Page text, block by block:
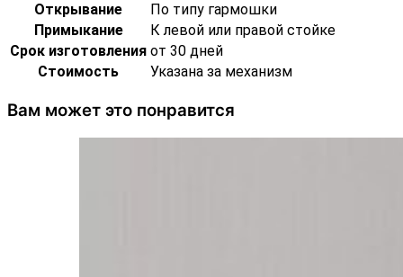
Открывание
По типу гармошки
Примыкание
К левой или правой стойке
Срок изготовления от 30 дней
Стоимость
Указана за механизм
Вам может это понравится